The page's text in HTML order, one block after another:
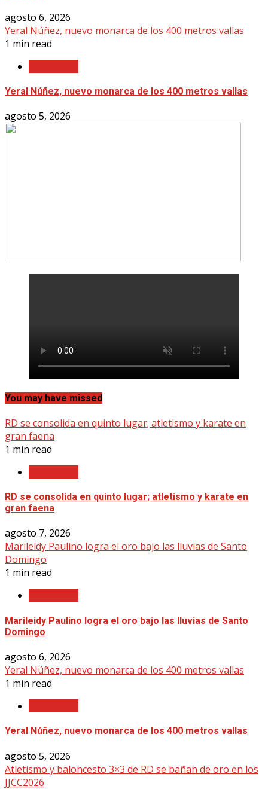
agosto 6, 2026
Yeral Núñez, nuevo monarca de los 400 metros vallas
1 min read
Yeral Núñez, nuevo monarca de los 400 metros vallas
agosto 5, 2026
You may have missed
RD se consolida en quinto lugar; atletismo y karate en
gran faena
1 min read
RD se consolida en quinto lugar; atletismo y karate en
gran faena
agosto 7, 2026
Marileidy Paulino logra el oro bajo las lluvias de Santo
Domingo
1 min read
Marileidy Paulino logra el oro bajo las lluvias de Santo
Domingo
agosto 6, 2026
Yeral Núñez, nuevo monarca de los 400 metros vallas
1 min read
Yeral Núñez, nuevo monarca de los 400 metros vallas
agosto 5, 2026
Atletismo y baloncesto 3×3 de RD se bañan de oro en los
JJCC2026